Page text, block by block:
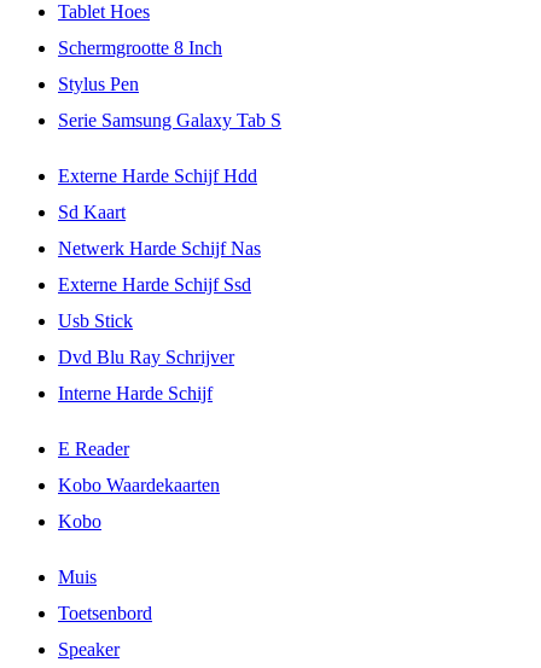
Tablet Hoes
Schermgrootte 8 Inch
Stylus Pen
Serie Samsung Galaxy Tab S
Externe Harde Schijf Hdd
Sd Kaart
Netwerk Harde Schijf Nas
Externe Harde Schijf Ssd
Usb Stick
Dvd Blu Ray Schrijver
Interne Harde Schijf
E Reader
Kobo Waardekaarten
Kobo
Muis
Toetsenbord
Speaker